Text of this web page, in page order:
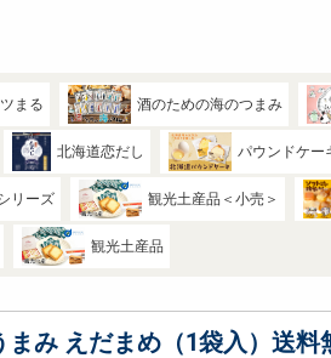
まる 酒のための海のつまみ
北海道恋だし パウンドケー
リーズ 観光土産品＜小売＞
観光土産品
み えだまめ（1袋入）送料